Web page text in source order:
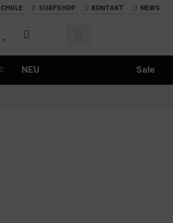
SURFSHOP KONTAKT NEWS
NEU Sale